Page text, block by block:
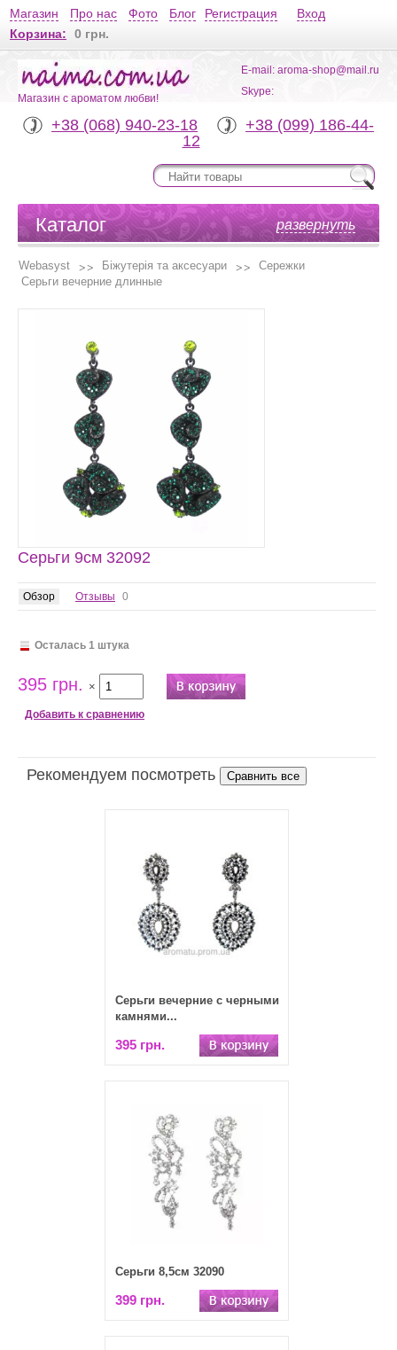
Магазин Про нас Фото Блог Регистрация
Вход
Корзина:
0 грн.
Магазин с ароматом любви!
+38 (068) 940-23-18
+38 (099) 186-44-
12
E-mail: aroma-shop@mail.ru
Skype:
развернуть
Каталог
Webasyst Біжутерія та аксесуари
Сережки
Серьги вечерние длинные
Серьги 9см 32092
Обзор Отзывы 0
Осталась 1 штука
395 грн. ×
Добавить к сравнению
Рекомендуем посмотреть
Серьги вечерние с черными
камнями...
395 грн.
Серьги 8,5см 32090
399 грн.